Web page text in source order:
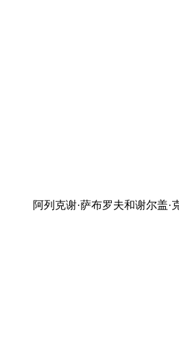
阿列克谢·萨布罗夫和谢尔盖·